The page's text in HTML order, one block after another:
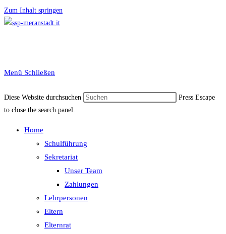
Zum Inhalt springen
Menü Schließen
Diese Website durchsuchen
Press Escape
to close the search panel.
Home
Schulführung
Sekretariat
Unser Team
Zahlungen
Lehrpersonen
Eltern
Elternrat